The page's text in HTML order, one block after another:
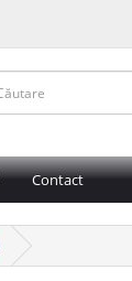
Contact